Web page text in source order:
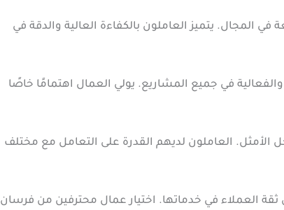
يتميز العاملون بالكفاءة العالية والدقة في
في جميع المشاريع. يولي العمال اهتمامًا خاصًا
الأمثل. العاملون لديهم القدرة على التعامل مع مختلف
العملاء في خدماتها. اختيار عمال محترفين من فرسان